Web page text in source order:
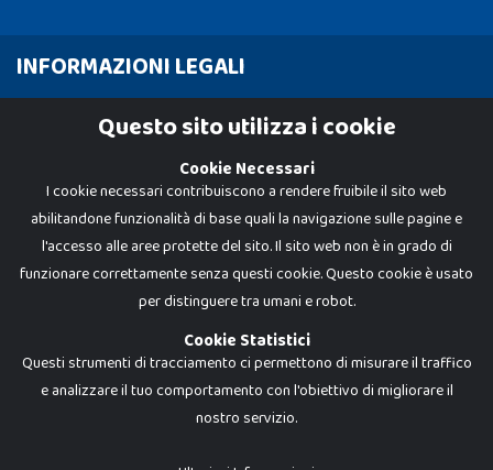
INFORMAZIONI LEGALI
Cookie Policy
Dadi e Mattoncini è un brand di Giocabene Srl. Ogni riproduzione o utilizzo non
Questo sito utilizza i cookie
Cookie Necessari
I cookie necessari contribuiscono a rendere fruibile il sito web
abilitandone funzionalità di base quali la navigazione sulle pagine e
l'accesso alle aree protette del sito. Il sito web non è in grado di
funzionare correttamente senza questi cookie. Questo cookie è usato
per distinguere tra umani e robot.
Cookie Statistici
Questi strumenti di tracciamento ci permettono di misurare il traffico
e analizzare il tuo comportamento con l'obiettivo di migliorare il
nostro servizio.